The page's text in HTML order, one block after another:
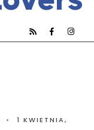
•
1 KWIETNIA,